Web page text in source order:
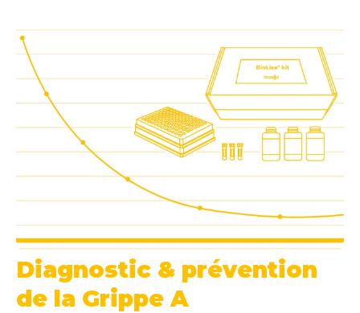
Diagnostic & prévention
de la Grippe A